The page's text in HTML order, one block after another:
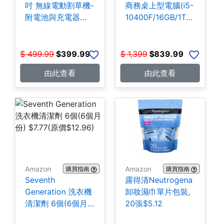
吋 無線電動割草機-
附電池與充電器
$ 499.99 $399.99
由此查看
商務桌上型電腦(i5-
10400F/16GB/1TB
$ 1,399 $839.99
由此查看
Amazon 購買指南
Seventh
Generation 洗衣機
清潔劑 6個(6個月
Amazon 購買指南
露得清Neutrogena
卸妝濕巾單片包裝,
20張$5.12